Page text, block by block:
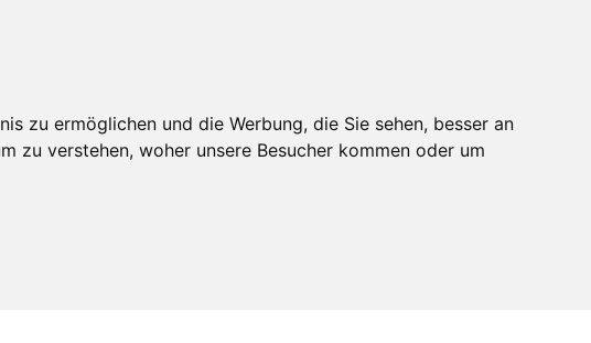
zu ermöglichen und die Werbung, die Sie sehen, besser an
zu verstehen, woher unsere Besucher kommen oder um